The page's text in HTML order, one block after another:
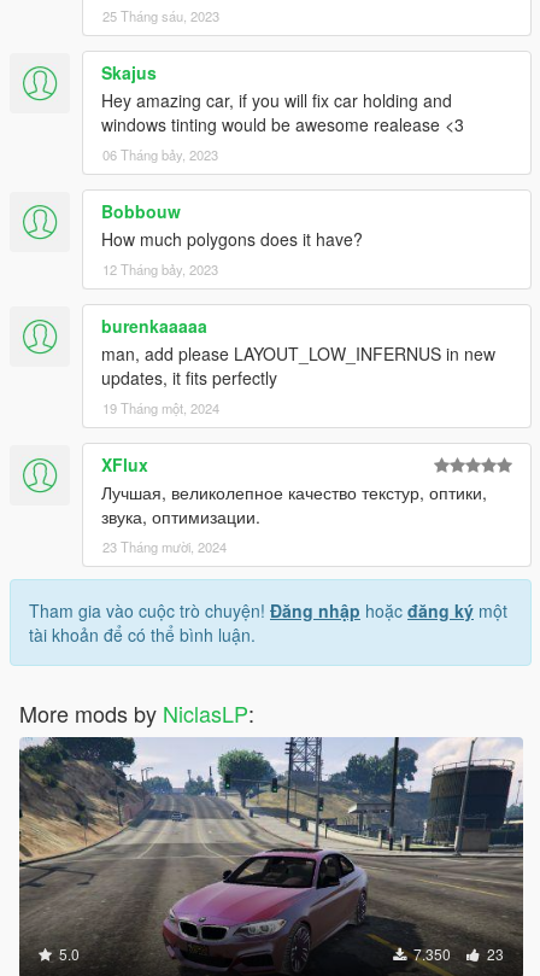
25 Tháng sáu, 2023
Skajus
Hey amazing car, if you will fix car holding and
windows tinting would be awesome realease <3
06 Tháng bảy, 2023
Bobbouw
How much polygons does it have?
12 Tháng bảy, 2023
burenkaaaaa
man, add please LAYOUT_LOW_INFERNUS in new
updates, it fits perfectly
19 Tháng một, 2024
XFlux
Лучшая, великолепное качество текстур, оптики,
звука, оптимизации.
23 Tháng mười, 2024
Tham gia vào cuộc trò chuyện! Đăng nhập hoặc đăng ký một
tài khoản để có thể bình luận.
More mods by NiclasLP:
5.0 7.350 23